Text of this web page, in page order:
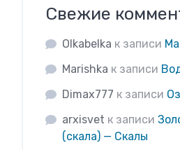
Свежие
Olkabelka к записи
Marishka к записи
Dimax777 к записи
arxisvet к записи
(скала) — Скалы